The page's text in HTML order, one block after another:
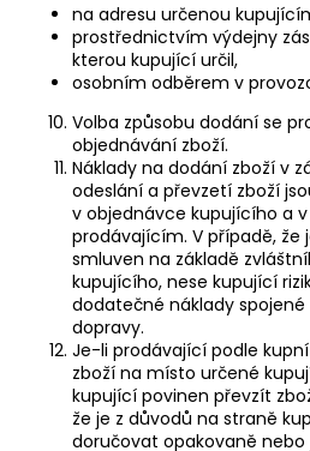
na adresu určenou
prostřednictvím výdejny
kterou kupující určil,
osobním odběrem v
Volba způsobu dodání se
objednávání zboží.
Náklady na dodání zboží v
odeslání a převzetí zboží
v objednávce kupujícího a
prodávajícím. V případě, že
smluven na základě
kupujícího, nese kupující
dodatečné náklady
dopravy.
Je-li prodávající podle
zboží na místo určené
kupující povinen převzít
že je z důvodů na straně
doručovat opakovaně